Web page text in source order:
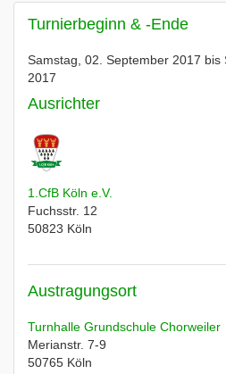
Turnierbeginn & -Ende
Samstag, 02. September 2017
2017
Ausrichter
1.CfB Köln e.V.
Fuchsstr. 12
50823 Köln
Austragungsort
Turnhalle Grundschule Chorweiler
Merianstr. 7-9
50765 Köln